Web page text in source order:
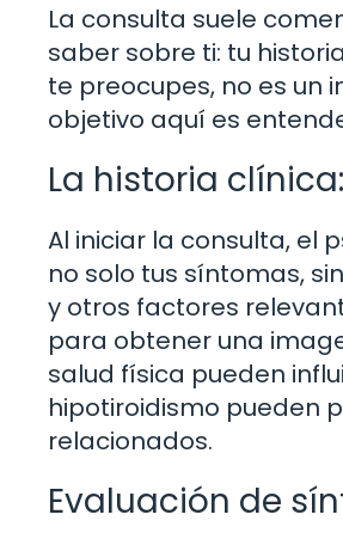
La consulta suele
saber sobre ti: tu
te preocupes, no es un
objetivo aquí es
La historia
Al iniciar la consulta, el
no solo tus síntomas,
y otros factores
para obtener una
salud física pueden
hipotiroidismo pueden
relacionados.
Evaluación de